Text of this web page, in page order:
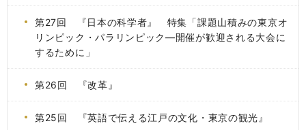
第27回 『日本の科学者』 特集「課題山積みの東京オ
リンピック・パラリンピック―開催が歓迎される大会に
するために」
第26回 『改革』
第25回 『英語で伝える江戸の文化・東京の観光』